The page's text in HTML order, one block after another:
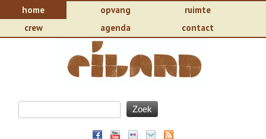
home opvang
ruimte
crew
agenda contact